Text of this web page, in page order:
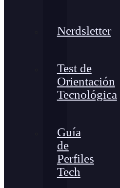
Nerdsletter
Test de
Orientación
Tecnológica
Guía
de
Perfiles
Tech